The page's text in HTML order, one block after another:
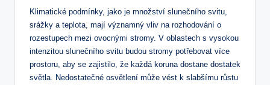
Klimatické podmínky, jako je množství slunečního svitu,
srážky a teplota, mají významný vliv na rozhodování o
rozestupech mezi ovocnými stromy. V oblastech s vysokou
intenzitou slunečního svitu budou stromy potřebovat více
prostoru, aby se zajistilo, že každá koruna dostane dostatek
světla. Nedostatečné osvětlení může vést k slabšímu růstu